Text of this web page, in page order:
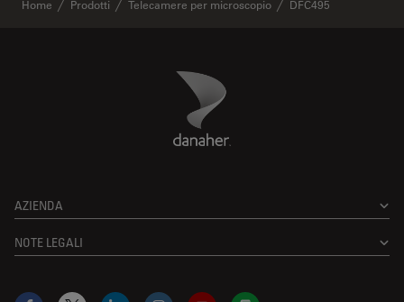
Home Prodotti Telecamere per microscopio DFC495
Danaher Logo
AZIENDA
NOTE LEGALI